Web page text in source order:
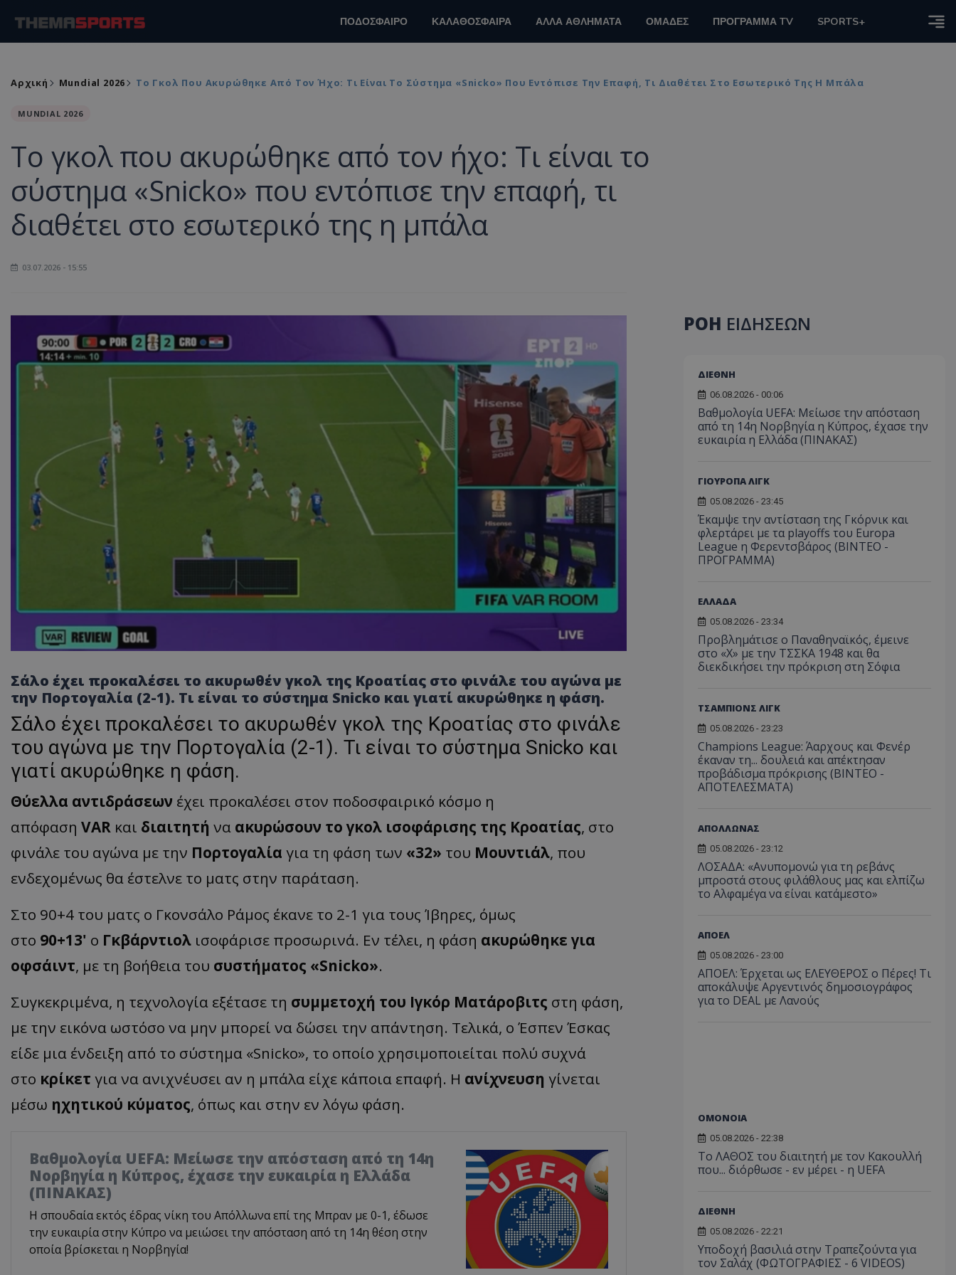
ΠΟΔΟΣΦΑΙΡΟ ΚΑΛΑΘΟΣΦΑΙΡΑ ΑΛΛΑ ΑΘΛΗΜΑΤΑ ΟΜΑΔΕΣ ΠΡΟΓΡΑΜΜΑ TV SPORTS+
Αρχική Mundial 2026 Το Γκολ Που Ακυρώθηκε Από Τον Ήχο: Τι Είναι Το Σύστημα «Snicko» Που Εντόπισε Την Επαφή, Τι Διαθέτει Στο Εσωτερικό Της Η Μπάλα
MUNDIAL 2026
Το γκολ που ακυρώθηκε από τον ήχο: Τι είναι το
σύστημα «Snicko» που εντόπισε την επαφή, τι
διαθέτει στο εσωτερικό της η μπάλα
03.07.2026 - 15:55
Σάλο έχει προκαλέσει το ακυρωθέν γκολ της Κροατίας στο φινάλε του αγώνα με
την Πορτογαλία (2-1). Τι είναι το σύστημα Snicko και γιατί ακυρώθηκε η φάση.
Σάλο έχει προκαλέσει το ακυρωθέν γκολ της Κροατίας στο φινάλε
του αγώνα με την Πορτογαλία (2-1). Τι είναι το σύστημα Snicko και
γιατί ακυρώθηκε η φάση.
Θύελλα αντιδράσεων έχει προκαλέσει στον ποδοσφαιρικό κόσμο η
απόφαση VAR και διαιτητή να ακυρώσουν το γκολ ισοφάρισης της Κροατίας, στο
φινάλε του αγώνα με την Πορτογαλία για τη φάση των «32» του Μουντιάλ, που
ενδεχομένως θα έστελνε το ματς στην παράταση.
Στο 90+4 του ματς ο Γκονσάλο Ράμος έκανε το 2-1 για τους Ίβηρες, όμως
στο 90+13' ο Γκβάρντιολ ισοφάρισε προσωρινά. Εν τέλει, η φάση ακυρώθηκε για
οφσάιντ, με τη βοήθεια του συστήματος «Snicko».
Συγκεκριμένα, η τεχνολογία εξέτασε τη συμμετοχή του Ιγκόρ Ματάροβιτς στη φάση,
με την εικόνα ωστόσο να μην μπορεί να δώσει την απάντηση. Τελικά, ο Έσπεν Έσκας
είδε μια ένδειξη από το σύστημα «Snicko», το οποίο χρησιμοποιείται πολύ συχνά
στο κρίκετ για να ανιχνέυσει αν η μπάλα είχε κάποια επαφή. Η ανίχνευση γίνεται
μέσω ηχητικού κύματος, όπως και στην εν λόγω φάση.
Βαθμολογία UEFA: Μείωσε την απόσταση από τη 14η
Νορβηγία η Κύπρος, έχασε την ευκαιρία η Ελλάδα
(ΠΙΝΑΚΑΣ)
Η σπουδαία εκτός έδρας νίκη του Απόλλωνα επί της Μπραν με 0-1, έδωσε
την ευκαιρία στην Κύπρο να μειώσει την απόσταση από τη 14η θέση στην
οποία βρίσκεται η Νορβηγία!
ΡΟΗ ΕΙΔΗΣΕΩΝ
ΔΙΕΘΝΗ
06.08.2026 - 00:06
Βαθμολογία UEFA: Μείωσε την απόσταση
από τη 14η Νορβηγία η Κύπρος, έχασε την
ευκαιρία η Ελλάδα (ΠΙΝΑΚΑΣ)
ΓΙΟΥΡΟΠΑ ΛΙΓΚ
05.08.2026 - 23:45
Έκαμψε την αντίσταση της Γκόρνικ και
φλερτάρει με τα playoffs του Europa
League η Φερεντσβάρος (ΒΙΝΤΕΟ -
ΠΡΟΓΡΑΜΜΑ)
ΕΛΛΑΔΑ
05.08.2026 - 23:34
Προβλημάτισε ο Παναθηναϊκός, έμεινε
στο «Χ» με την ΤΣΣΚΑ 1948 και θα
διεκδικήσει την πρόκριση στη Σόφια
ΤΣΑΜΠΙΟΝΣ ΛΙΓΚ
05.08.2026 - 23:23
Champions League: Άαρχους και Φενέρ
έκαναν τη... δουλειά και απέκτησαν
προβάδισμα πρόκρισης (ΒΙΝΤΕΟ -
ΑΠΟΤΕΛΕΣΜΑΤΑ)
ΑΠΟΛΛΩΝΑΣ
05.08.2026 - 23:12
ΛΟΣΑΔΑ: «Ανυπομονώ για τη ρεβάνς
μπροστά στους φιλάθλους μας και ελπίζω
το Αλφαμέγα να είναι κατάμεστο»
ΑΠΟΕΛ
05.08.2026 - 23:00
ΑΠΟΕΛ: Έρχεται ως ΕΛΕΥΘΕΡΟΣ ο Πέρες! Τι
αποκάλυψε Αργεντινός δημοσιογράφος
για το DEAL με Λανούς
ΟΜΟΝΟΙΑ
05.08.2026 - 22:38
Το ΛΑΘΟΣ του διαιτητή με τον Κακουλλή
που... διόρθωσε - εν μέρει - η UEFA
ΔΙΕΘΝΗ
05.08.2026 - 22:21
Υποδοχή βασιλιά στην Τραπεζούντα για
τον Σαλάχ (ΦΩΤΟΓΡΑΦΙΕΣ - 6 VIDEOS)